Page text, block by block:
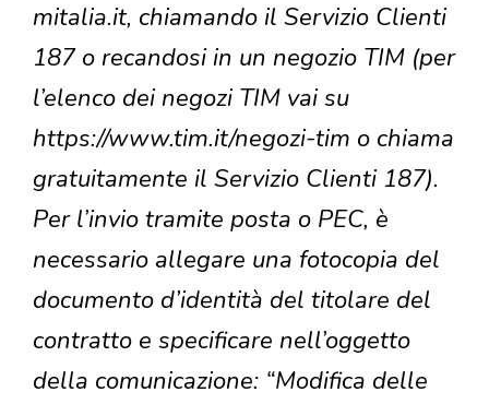
mitalia.it, chiamando il Servizio Clienti
187 o recandosi in un negozio TIM (per
l’elenco dei negozi TIM vai su
https://www.tim.it/negozi-tim o chiama
gratuitamente il Servizio Clienti 187).
Per l’invio tramite posta o PEC, è
necessario allegare una fotocopia del
documento d’identità del titolare del
contratto e specificare nell’oggetto
della comunicazione: “Modifica delle